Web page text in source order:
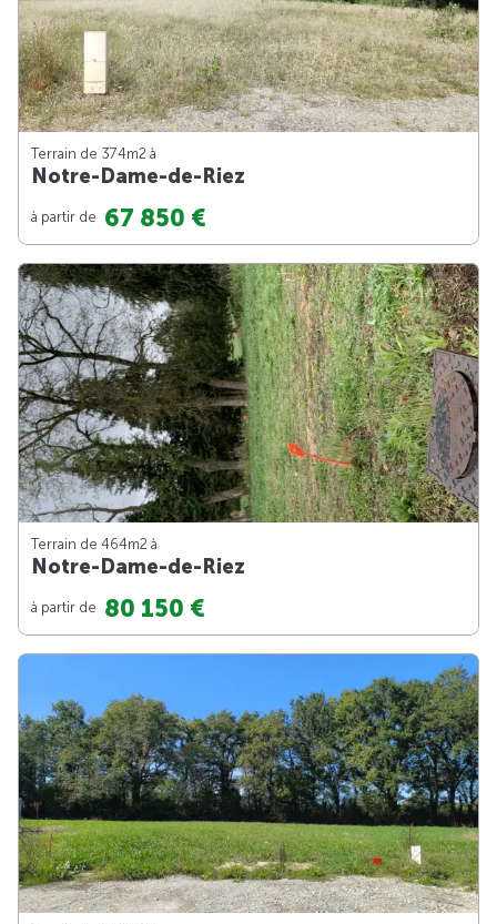
Terrain de 374m2 à
Notre-Dame-de-Riez
à partir de 67 850 €
Terrain de 464m2 à
Notre-Dame-de-Riez
à partir de 80 150 €